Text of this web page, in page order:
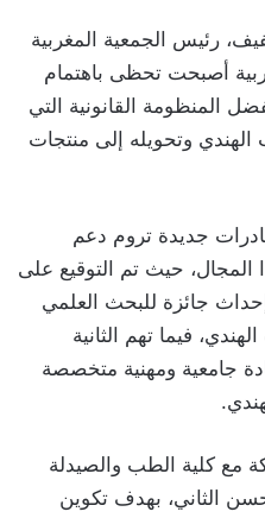
رئيس الجمعية المغربية
أصبحت تحظى باهتمام
المنظومة القانونية التي
الهندي وتحويله إلى منتجات
جديدة تروم دعم
المجال، حيث تم التوقيع على
جائزة للبحث العلمي
فيما تهم الثانية
جامعية ومهنية متخصصة
مع كلية الطب والصيدلة
الثاني، بهدف تكوين